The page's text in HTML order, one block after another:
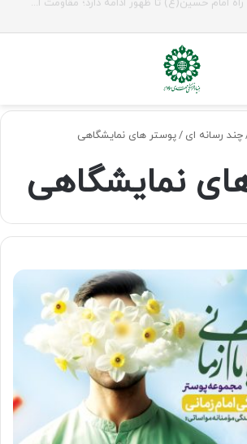
چند رسانه ای /پوستر های نمایشگاهی
نمایشگاهی